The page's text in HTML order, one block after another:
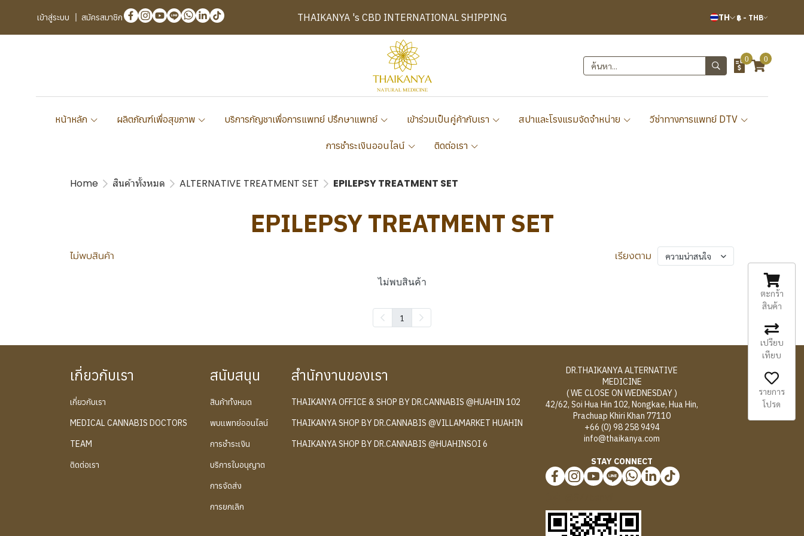
เข้าสู่ระบบ สมัครสมาชิก THAIKANYA 's CBD INTERNATIONAL SHIPPING TH ฿ - THB
0 0
หน้าหลัก ผลิตภัณฑ์เพื่อสุขภาพ บริการกัญชาเพื่อการแพทย์ ปรึกษาแพทย์ เข้าร่วมเป็นคู่ค้ากับเรา สปาและโรงแรมจัดจำหน่าย วีซ่าทางการแพทย์ DTV
การชำระเงินออนไลน์ ติดต่อเรา
Home สินค้าทั้งหมด ALTERNATIVE TREATMENT SET EPILEPSY TREATMENT SET
EPILEPSY TREATMENT SET
ไม่พบสินค้า เรียงตาม ความน่าสนใจ
ไม่พบสินค้า
1
เกี่ยวกับเรา
เกี่ยวกับเรา
MEDICAL CANNABIS DOCTORS
TEAM
ติดต่อเรา
สนับสนุน
สินค้าทั้งหมด
พบแพทย์ออนไลน์
การชำระเงิน
บริการใบอนุญาต
การจัดส่ง
การยกเลิก
สำนักงานของเรา
THAIKANYA OFFICE & SHOP BY DR.CANNABIS @HUAHIN 102
THAIKANYA SHOP BY DR.CANNABIS @VILLAMARKET HUAHIN
THAIKANYA SHOP BY DR.CANNABIS @HUAHINSOI 6
DR.THAIKANYA ALTERNATIVE
MEDICINE
( WE CLOSE ON WEDNESDAY )
42/62, Soi Hua Hin 102, Nongkae, Hua Hin,
Prachuap Khiri Khan 77110
+66 (0) 98 258 9494
info@thaikanya.com
STAY CONNECT
ตะกร้า
สินค้า
เปรียบ
เทียบ
รายการ
โปรด